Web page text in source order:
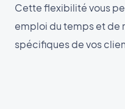
Cette flexibilité vous
emploi du temps et de
spécifiques de vos